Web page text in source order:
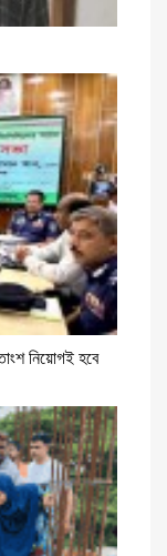
নিয়োগই হবে